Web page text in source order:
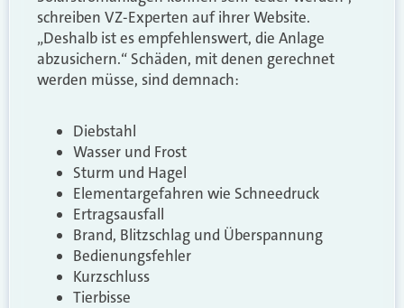
schreiben VZ-Experten auf ihrer Website.
„Deshalb ist es empfehlenswert, die Anlage
abzusichern.“ Schäden, mit denen gerechnet
werden müsse, sind demnach:
Diebstahl
Wasser und Frost
Sturm und Hagel
Elementargefahren wie Schneedruck
Ertragsausfall
Brand, Blitzschlag und Überspannung
Bedienungsfehler
Kurzschluss
Tierbisse